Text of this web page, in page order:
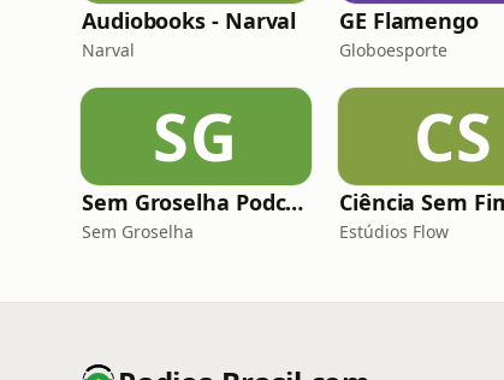
Audiobooks - Narval
Narval
GE Flamengo
Globoesporte
SG
Sem Groselha Podcast
Sem Groselha
CS
Ciência Sem
Estúdios Flow